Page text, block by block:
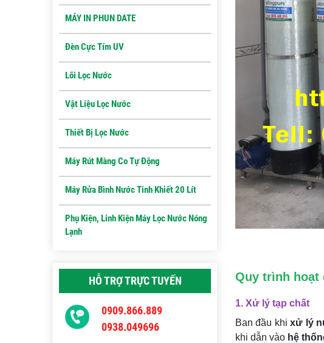
Quy trình hoạt
1. Xử lý tạp chất
Ban đầu khixử lý
khi dẫn vào hệ
MÁY IN PHUN DATE
Đèn Cực Tím UV
Lõi Lọc Nước
Vật Liệu Lọc Nước
Thiết Bị Lọc Nước
Máy Rút Màng Co Tự Động
Máy Rửa Bình Nước Tinh Khiết 20 Lít
Phụ Kiện, Linh Kiện Máy Lọc Nước Nóng
Lạnh
HỖ TRỢ TRỰC TUYẾN
0909.866.889
0938.049696